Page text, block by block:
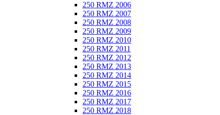
250 RMZ 2006
250 RMZ 2007
250 RMZ 2008
250 RMZ 2009
250 RMZ 2010
250 RMZ 2011
250 RMZ 2012
250 RMZ 2013
250 RMZ 2014
250 RMZ 2015
250 RMZ 2016
250 RMZ 2017
250 RMZ 2018